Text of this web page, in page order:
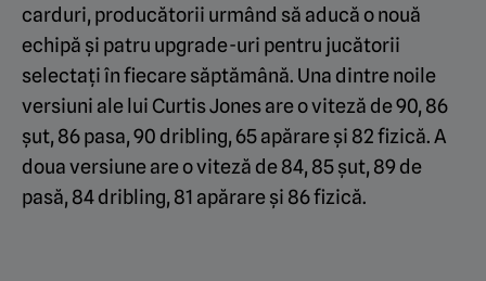
carduri, producătorii urmând să aducă o nouă
echipă și patru upgrade-uri pentru jucătorii
selectați în fiecare săptămână. Una dintre noile
versiuni ale lui Curtis Jones are o viteză de 90, 86
șut, 86 pasa, 90 dribling, 65 apărare și 82 fizică. A
doua versiune are o viteză de 84, 85 șut, 89 de
pasă, 84 dribling, 81 apărare și 86 fizică.